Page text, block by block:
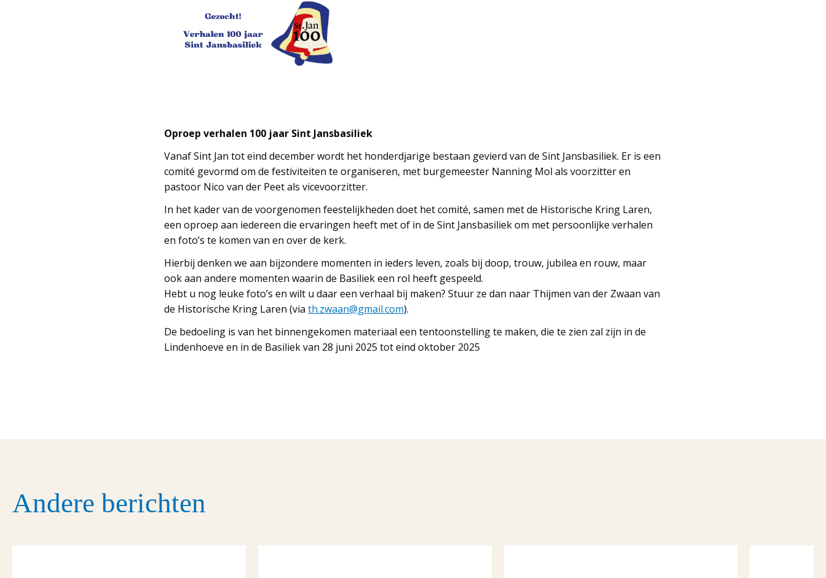
Oproep verhalen 100 jaar Sint Jansbasiliek
Vanaf Sint Jan tot eind december wordt het honderdjarige bestaan gevierd van de Sint Jansbasiliek. Er is een
comité gevormd om de festiviteiten te organiseren, met burgemeester Nanning Mol als voorzitter en
pastoor Nico van der Peet als vicevoorzitter.
In het kader van de voorgenomen feestelijkheden doet het comité, samen met de Historische Kring Laren,
een oproep aan iedereen die ervaringen heeft met of in de Sint Jansbasiliek om met persoonlijke verhalen
en foto’s te komen van en over de kerk.
Hierbij denken we aan bijzondere momenten in ieders leven, zoals bij doop, trouw, jubilea en rouw, maar
ook aan andere momenten waarin de Basiliek een rol heeft gespeeld.
Hebt u nog leuke foto’s en wilt u daar een verhaal bij maken? Stuur ze dan naar Thijmen van der Zwaan van
de Historische Kring Laren (via th.zwaan@gmail.com).
De bedoeling is van het binnengekomen materiaal een tentoonstelling te maken, die te zien zal zijn in de
Lindenhoeve en in de Basiliek van 28 juni 2025 tot eind oktober 2025
Andere berichten